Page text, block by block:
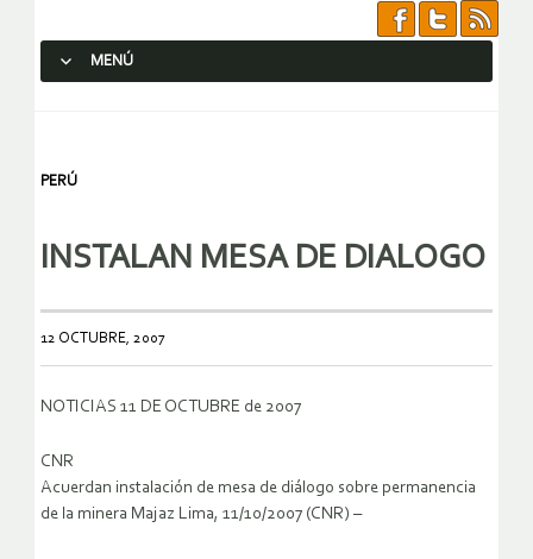
MENÚ
PERÚ
INSTALAN MESA DE DIALOGO
12 OCTUBRE, 2007
NOTICIAS 11 DE OCTUBRE de 2007
CNR
Acuerdan instalación de mesa de diálogo sobre permanencia
de la minera Majaz Lima, 11/10/2007 (CNR) –